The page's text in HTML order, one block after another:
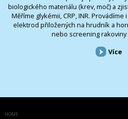
biologického materiálu (krev, moč) a
Měříme glykémii, CRP, INR.
elektrod přiložených na hrudník a
nebo screening
Více
HOME